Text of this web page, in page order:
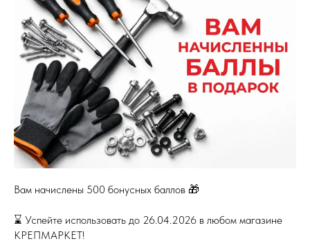
Вам начислены 500 бонусных баллов 🎁
⌛️ Успейте использовать до 26.04.2026 в любом магазине
КРЕПМАРКЕТ!